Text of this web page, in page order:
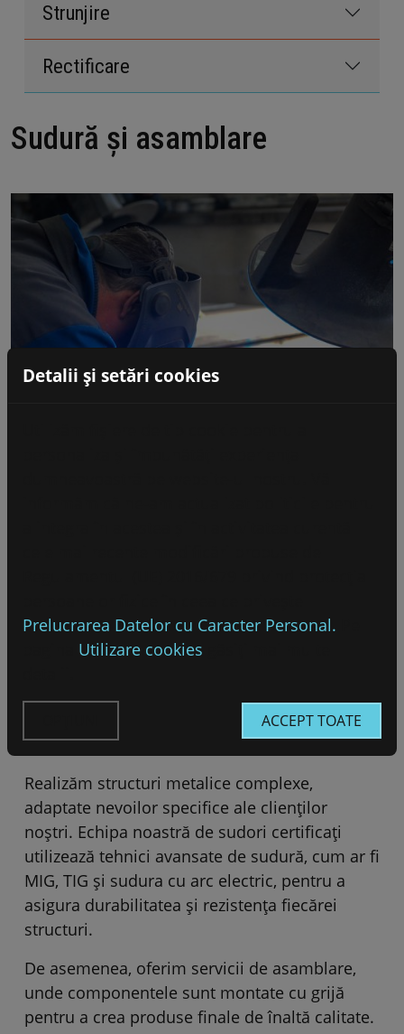
Strunjire
Rectificare
Sudură și asamblare
Realizăm structuri metalice complexe,
adaptate nevoilor specifice ale clienților
noștri. Echipa noastră de sudori certificați
utilizează tehnici avansate de sudură, cum ar fi
MIG, TIG și sudura cu arc electric, pentru a
asigura durabilitatea și rezistența fiecărei
structuri.
De asemenea, oferim servicii de asamblare,
unde componentele sunt montate cu grijă
pentru a crea produse finale de înaltă calitate.
Detalii și setări cookies
Prelucrarea Datelor cu Caracter Personal.
Utilizare cookies
ACCEPT TOATE